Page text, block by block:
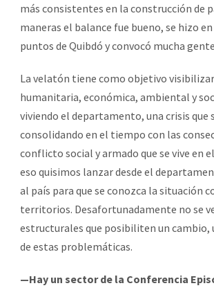
más consistentes en la construcción de
maneras el balance fue bueno, se hizo
puntos de Quibdó y convocó mucha
La velatón tiene como objetivo
humanitaria, económica, ambiental y
viviendo el departamento, una crisis que
consolidando en el tiempo con las
conflicto social y armado que se vive en
eso quisimos lanzar desde el
al país para que se conozca la situación
territorios. Desafortunadamente no se
estructurales que posibiliten un cambio,
de estas problemáticas.
—Hay un sector de la Conferencia